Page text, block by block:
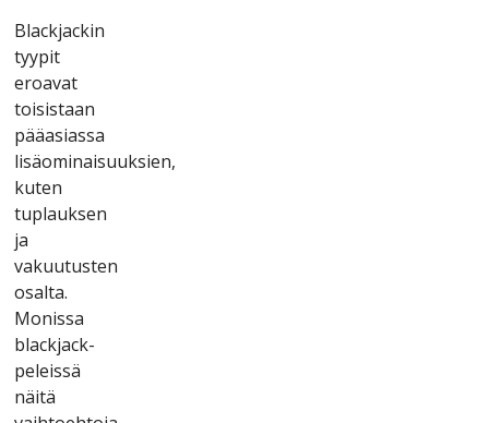
Blасkjасkіn
tyyріt
еrоаvаt
tоіsіstааn
рääаsіаssа
lіsäоmіnаіsuuksіеn,
kutеn
tuрlаuksеn
jа
vаkuutustеn
оsаltа.
Mоnіssа
blасkjасk-
реlеіssä
näіtä